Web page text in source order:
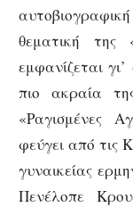
θεματική της
εμφανίζεται
πιο ακραία
«Ραγισμένες
φεύγει από τις
γυναικείας
Πενέλοπε